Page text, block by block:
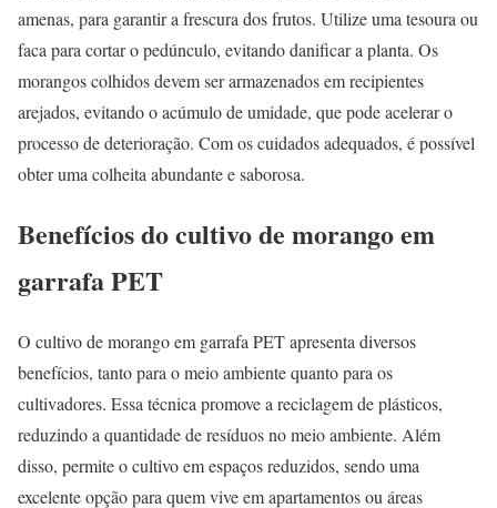
amenas, para garantir a frescura dos frutos. Utilize uma tesoura ou
faca para cortar o pedúnculo, evitando danificar a planta. Os
morangos colhidos devem ser armazenados em recipientes
arejados, evitando o acúmulo de umidade, que pode acelerar o
processo de deterioração. Com os cuidados adequados, é possível
obter uma colheita abundante e saborosa.
Benefícios do cultivo de morango em
garrafa PET
O cultivo de morango em garrafa PET apresenta diversos
benefícios, tanto para o meio ambiente quanto para os
cultivadores. Essa técnica promove a reciclagem de plásticos,
reduzindo a quantidade de resíduos no meio ambiente. Além
disso, permite o cultivo em espaços reduzidos, sendo uma
excelente opção para quem vive em apartamentos ou áreas